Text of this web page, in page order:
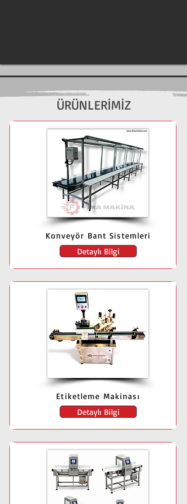
ÜRÜNLERİMİZ
Konveyör Bant Sistemleri
Detaylı Bilgi
Etiketleme Makinası
Detaylı Bilgi